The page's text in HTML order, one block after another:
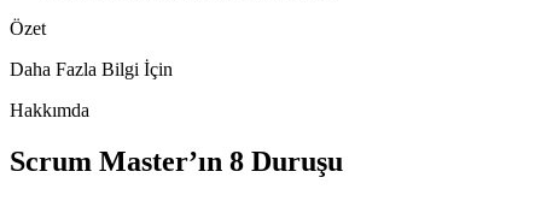
Özet
Daha Fazla Bilgi İçin
Hakkımda
Scrum Master’ın 8 Duruşu